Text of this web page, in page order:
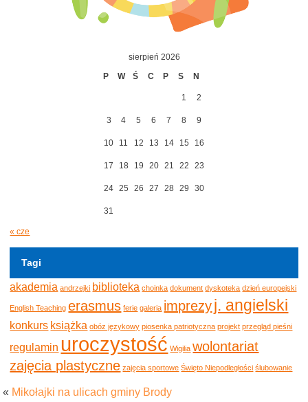
sierpień 2026
P
W Ś C P S N
1 2
3 4 5 6 7 8 9
10 11 12 13 14 15 16
17 18 19 20 21 22 23
24 25 26 27 28 29 30
31
« cze
Tagi
akademia andrzejki biblioteka choinka dokument dyskoteka dzień europejski
English Teaching erasmus ferie galeria imprezyj. angielski
konkurs książka obóz językowy piosenka patriotyczna projekt przegląd pieśni
regulamin uroczystość Wigilia wolontariat
zajęcia plastyczne zajęcia sportowe Święto Niepodległości ślubowanie
« Mikołajki na ulicach gminy Brody